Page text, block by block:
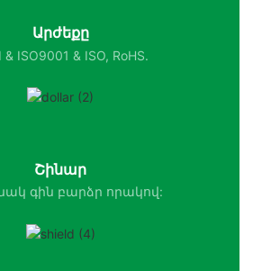
Արժեքը
& ISO9001 & ISO, RoHS.
Շինար
գին բարձր որակով: